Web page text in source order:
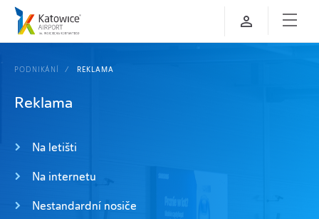
PODNIKÁNÍ REKLAMA
Reklama
Na letišti
Na internetu
Nestandardní nosiče